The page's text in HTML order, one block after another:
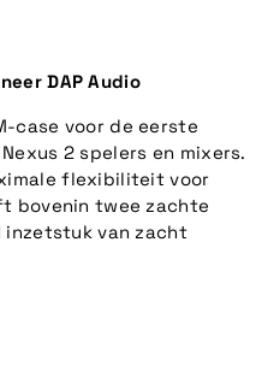
DAP Audio
case voor de eerste
2 spelers en mixers.
flexibiliteit voor
bovenin twee zachte
inzetstuk van zacht